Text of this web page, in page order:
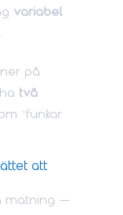
variabel
på
två
“funkar
att
matning —